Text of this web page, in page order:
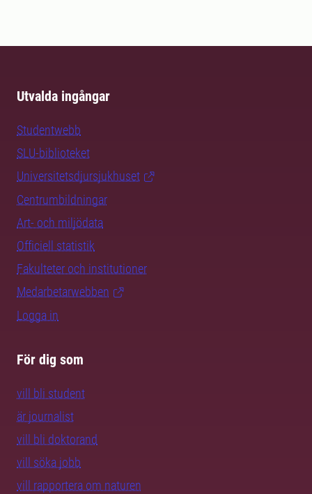
Utvalda ingångar
Studentwebb
SLU-biblioteket
Universitetsdjursjukhuset
Centrumbildningar
Art- och miljödata
Officiell statistik
Fakulteter och institutioner
Medarbetarwebben
Logga in
För dig som
vill bli student
är journalist
vill bli doktorand
vill söka jobb
vill rapportera om naturen